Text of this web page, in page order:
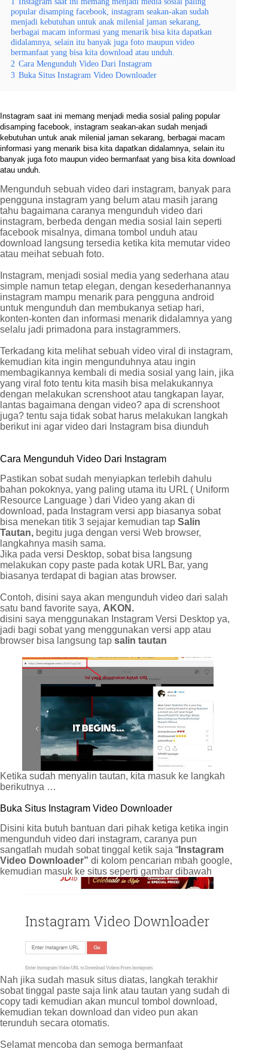
popular disamping facebook, instagram seakan-akan sudah
menjadi kebutuhan untuk anak milenial jaman sekarang,
berbagai macam informasi yang menarik bisa kita dapatkan
didalamnya, selain itu banyak juga foto maupun video
bermanfaat yang bisa kita download atau unduh.
2 Cara Mengunduh Video Dari Instagram
3 Buka Situs Instagram Video Downloader
Instagram saat ini memang menjadi media sosial paling popular
disamping facebook, instagram seakan-akan sudah menjadi
kebutuhan untuk anak milenial jaman sekarang, berbagai macam
informasi yang menarik bisa kita dapatkan didalamnya, selain itu
banyak juga foto maupun video bermanfaat yang bisa kita download
atau unduh.
Mengunduh sebuah video dari instagram, banyak para
pengguna instagram yang belum atau masih jarang
tahu bagaimana caranya mengunduh video dari
instagram, berbeda dengan media sosial lain seperti
facebook misalnya, dimana tombol unduh atau
download langsung tersedia ketika kita memutar video
atau meihat sebuah foto.
Instagram, menjadi sosial media yang sederhana atau
simple namun tetap elegan, dengan kesederhanannya
instagram mampu menarik para pengguna android
untuk mengunduh dan membukanya setiap hari,
konten-konten dan informasi menarik didalamnya yang
selalu jadi primadona para instagrammers.
Terkadang kita melihat sebuah video viral di instagram,
kemudian kita ingin mengunduhnya atau ingin
membagikannya kembali di media sosial yang lain, jika
yang viral foto tentu kita masih bisa melakukannya
dengan melakukan screnshoot atau tangkapan layar,
lantas bagaimana dengan video? apa di screnshoot
juga? tentu saja tidak sobat harus melakukan langkah
berikut ini agar video dari Instagram bisa diunduh
Cara Mengunduh Video Dari Instagram
Pastikan sobat sudah menyiapkan terlebih dahulu
bahan pokoknya, yang paling utama itu URL ( Uniform
Resource Language ) dari Video yang akan di
download, pada Instagram versi app biasanya sobat
bisa menekan titik 3 sejajar kemudian tap Salin
Tautan, begitu juga dengan versi Web browser,
langkahnya masih sama.
Jika pada versi Desktop, sobat bisa langsung
melakukan copy paste pada kotak URL Bar, yang
biasanya terdapat di bagian atas browser.
Contoh, disini saya akan mengunduh video dari salah
satu band favorite saya, AKON.
disini saya menggunakan Instagram Versi Desktop ya,
jadi bagi sobat yang menggunakan versi app atau
browser bisa langsung tap salin tautan
Ketika sudah menyalin tautan, kita masuk ke langkah
berikutnya …
Buka Situs Instagram Video Downloader
Disini kita butuh bantuan dari pihak ketiga ketika ingin
mengunduh video dari instagram, caranya pun
sangatlah mudah sobat tinggal ketik saja “ Instagram
Video Downloader” di kolom pencarian mbah google,
kemudian masuk ke situs seperti gambar dibawah
Nah jika sudah masuk situs diatas, langkah terakhir
sobat tinggal paste saja link atau tautan yang sudah di
copy tadi kemudian akan muncul tombol download,
kemudian tekan download dan video pun akan
terunduh secara otomatis.
Selamat mencoba dan semoga bermanfaat